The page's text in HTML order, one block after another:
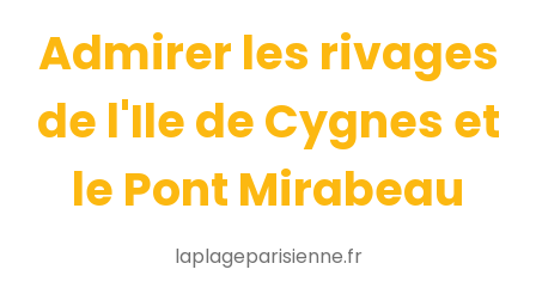
Admirer les rivages
de l'Ile de Cygnes et
le Pont Mirabeau
laplageparisienne.fr